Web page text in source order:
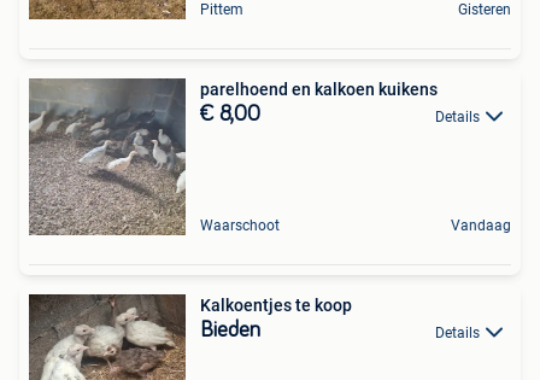
Pittem Gisteren
parelhoend en kalkoen kuikens
€ 8,00 Details
Waarschoot Vandaag
Kalkoentjes te koop
Bieden Details